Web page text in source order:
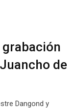
de
Dangond y